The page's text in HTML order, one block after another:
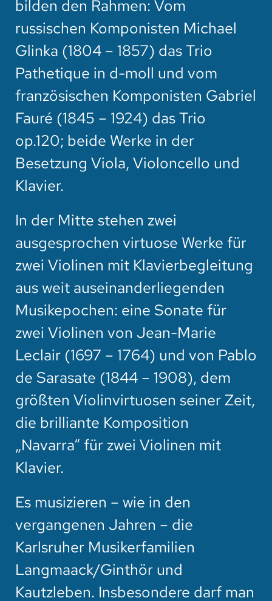
bilden den Rahmen: Vom
russischen Komponisten Michael
Glinka (1804 – 1857) das Trio
Pathetique in d-moll und vom
französischen Komponisten Gabriel
Fauré (1845 – 1924) das Trio
op.120; beide Werke in der
Besetzung Viola, Violoncello und
Klavier.
In der Mitte stehen zwei
ausgesprochen virtuose Werke für
zwei Violinen mit Klavierbegleitung
aus weit auseinanderliegenden
Musikepochen: eine Sonate für
zwei Violinen von Jean-Marie
Leclair (1697 – 1764) und von Pablo
de Sarasate (1844 – 1908), dem
größten Violinvirtuosen seiner Zeit,
die brilliante Komposition
„Navarra“ für zwei Violinen mit
Klavier.
Es musizieren – wie in den
vergangenen Jahren – die
Karlsruher Musikerfamilien
Langmaack/Ginthör und
Kautzleben. Insbesondere darf man